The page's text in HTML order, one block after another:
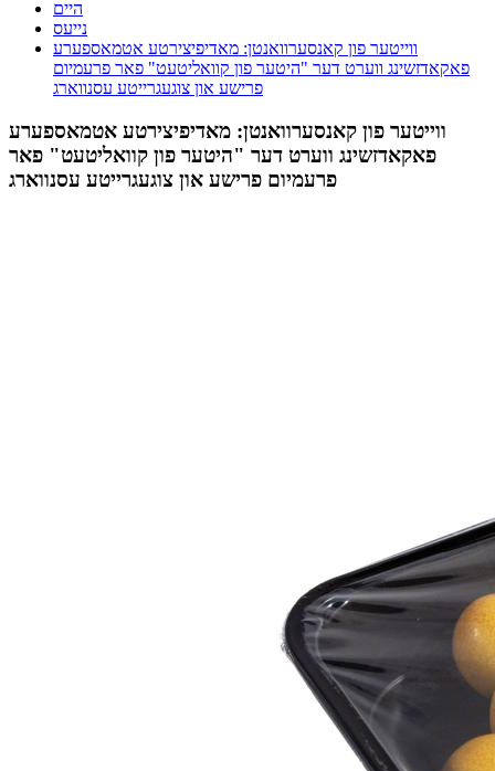
היים
נייעס
ווייטער פון קאנסערוואנטן: מאדיפיצירטע אטמאספערע
פאקאדזשינג ווערט דער "היטער פון קוואליטעט" פאר פרעמיום
פרישע און צוגעגרייטע עסנווארג
ווייטער פון קאנסערוואנטן: מאדיפיצירטע אטמאספערע
פאקאדזשינג ווערט דער "היטער פון קוואליטעט" פאר
פרעמיום פרישע און צוגעגרייטע עסנווארג